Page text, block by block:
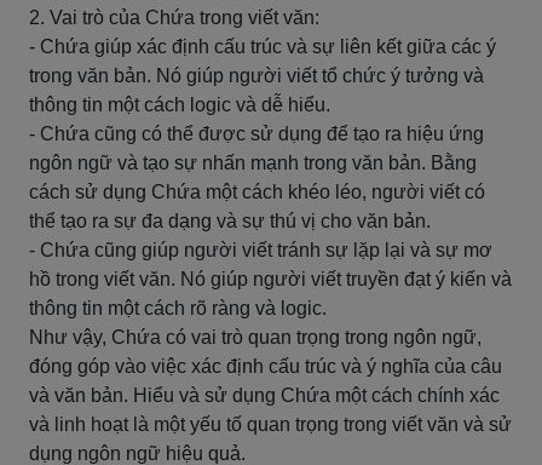
2. Vai trò của Chứa trong viết văn:
- Chứa giúp xác định cấu trúc và sự liên kết giữa các ý
trong văn bản. Nó giúp người viết tổ chức ý tưởng và
thông tin một cách logic và dễ hiểu.
- Chứa cũng có thể được sử dụng để tạo ra hiệu ứng
ngôn ngữ và tạo sự nhấn mạnh trong văn bản. Bằng
cách sử dụng Chứa một cách khéo léo, người viết có
thể tạo ra sự đa dạng và sự thú vị cho văn bản.
- Chứa cũng giúp người viết tránh sự lặp lại và sự mơ
hồ trong viết văn. Nó giúp người viết truyền đạt ý kiến và
thông tin một cách rõ ràng và logic.
Như vậy, Chứa có vai trò quan trọng trong ngôn ngữ,
đóng góp vào việc xác định cấu trúc và ý nghĩa của câu
và văn bản. Hiểu và sử dụng Chứa một cách chính xác
và linh hoạt là một yếu tố quan trọng trong viết văn và sử
dụng ngôn ngữ hiệu quả.